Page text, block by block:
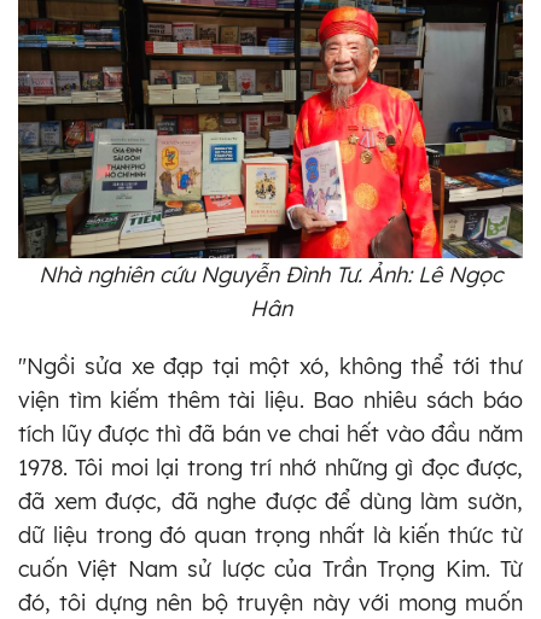
Nhà nghiên cứu Nguyễn Đình Tư. Ảnh: Lê Ngọc
Hân
"Ngồi sửa xe đạp tại một xó, không thể tới thư
viện tìm kiếm thêm tài liệu. Bao nhiêu sách báo
tích lũy được thì đã bán ve chai hết vào đầu năm
1978. Tôi moi lại trong trí nhớ những gì đọc được,
đã xem được, đã nghe được để dùng làm sườn,
dữ liệu trong đó quan trọng nhất là kiến thức từ
cuốn Việt Nam sử lược của Trần Trọng Kim. Từ
đó, tôi dựng nên bộ truyện này với mong muốn